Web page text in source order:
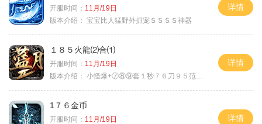
开服时间： 11月/19日
版本介绍： 宝宝比人猛野外抓宠ＳＳＳＳ神器
详情
１８５火龍⑵合⑴
开服时间： 11月/19日
版本介绍： 小怪爆+⑦⑧⑨套１秒７６刀９５范围捡
详情
1７６金币
开服时间： 11月/19日
详情